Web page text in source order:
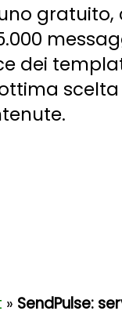
gratuito,
dei
» SendPulse: